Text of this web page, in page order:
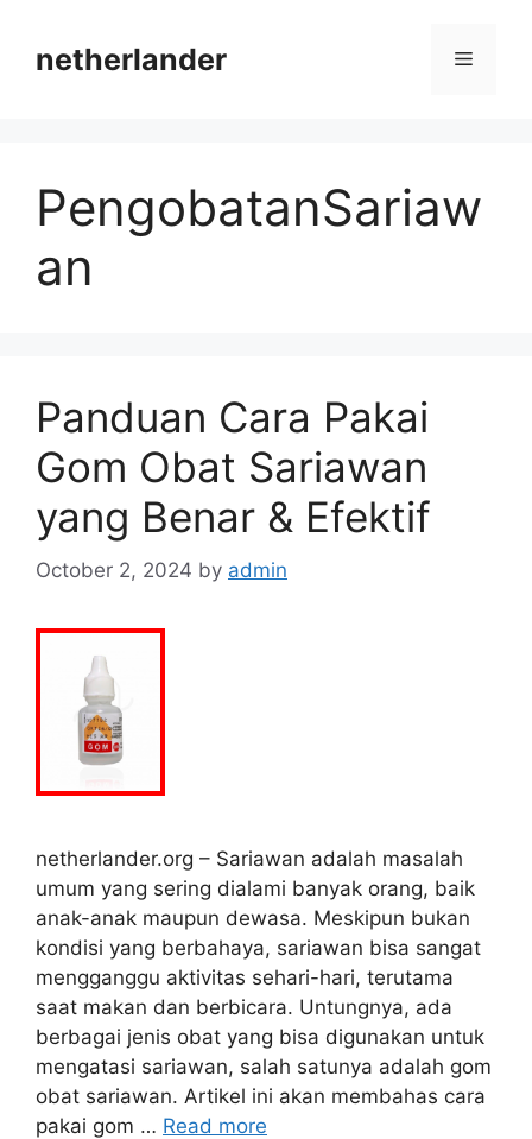
contentnetherlander Menu
PengobatanSariaw
an
Panduan Cara Pakai
Gom Obat Sariawan
yang Benar & Efektif
October 2, 2024 by admin
netherlander.org – Sariawan adalah masalah
umum yang sering dialami banyak orang, baik
anak-anak maupun dewasa. Meskipun bukan
kondisi yang berbahaya, sariawan bisa sangat
mengganggu aktivitas sehari-hari, terutama
saat makan dan berbicara. Untungnya, ada
berbagai jenis obat yang bisa digunakan untuk
mengatasi sariawan, salah satunya adalah gom
obat sariawan. Artikel ini akan membahas cara
pakai gom … Read more